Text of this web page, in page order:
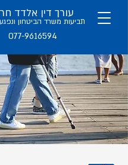
077-9616594
עורך דין אלדד
תביעות משרד הביטחון ו